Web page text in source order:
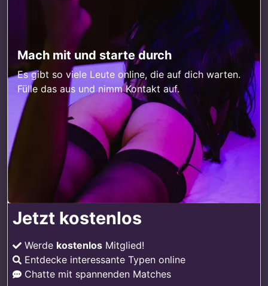
Mach mit und starte durch
Es gibt so viele Leute online, die auf dich warten.
Fülle das aus und nimm Kontakt auf.
Jetzt kostenlos
Werde kostenlos Mitglied!
Entdecke interessante Typen online
Chatte mit spannenden Matches